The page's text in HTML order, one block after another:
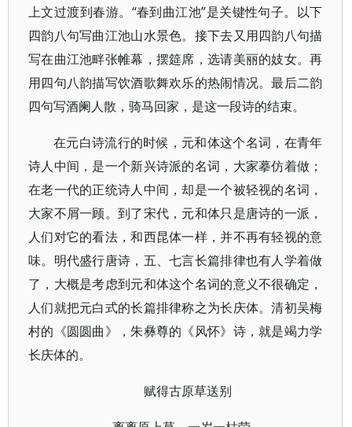
上文过渡到春游。“春到曲江池”是关键性句子。以下
四韵八句写曲江池山水景色。接下去又用四韵八句描
写在曲江池畔张帷幕，摆筵席，选请美丽的妓女。再
用四句八韵描写饮酒歌舞欢乐的热闹情况。最后二韵
四句写酒阑人散，骑马回家，是这一段诗的结束。
在元白诗流行的时候，元和体这个名词，在青年
诗人中间，是一个新兴诗派的名词，大家摹仿着做；
在老一代的正统诗人中间，却是一个被轻视的名词，
大家不屑一顾。到了宋代，元和体只是唐诗的一派，
人们对它的看法，和西昆体一样，并不再有轻视的意
味。明代盛行唐诗，五、七言长篇排律也有人学着做
了，大概是考虑到元和体这个名词的意义不很确定，
人们就把元白式的长篇排律称之为长庆体。清初吴梅
村的《圆圆曲》，朱彝尊的《风怀》诗，就是竭力学
长庆体的。
赋得古原草送别